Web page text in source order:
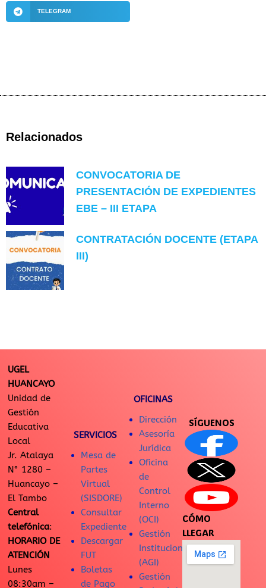
TELEGRAM
Relacionados
CONVOCATORIA DE
PRESENTACIÓN DE EXPEDIENTES
EBE – III ETAPA
CONTRATACIÓN DOCENTE (ETAPA
III)
UGEL
HUANCAYO
Unidad de
Gestión
Educativa
Local
Jr. Atalaya
N° 1280 –
Huancayo –
El Tambo
Central
telefónica:
HORARIO DE
ATENCIÓN
Lunes
08:30am –
SERVICIOS
Mesa de
Partes
Virtual
(SISDORE)
Consultar
Expediente
Descargar
FUT
Boletas
de Pago
OFICINAS
Dirección
Asesoría
Jurídica
Oficina
de
Control
Interno
(OCI)
Gestión
Institucional
(AGI)
Gestión
SÍGUENOS
CÓMO
LLEGAR